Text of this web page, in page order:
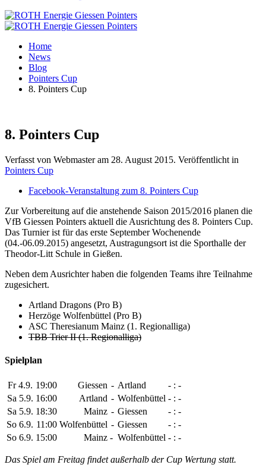
Home
News
Blog
Pointers Cup
8. Pointers Cup
8. Pointers Cup
Verfasst von Webmaster am 28. August 2015. Veröffentlicht in
Pointers Cup
Facebook-Veranstaltung zum 8. Pointers Cup
Zur Vorbereitung auf die anstehende Saison 2015/2016 planen die
VfB Giessen Pointers aktuell die Ausrichtung des 8. Pointers Cup.
Das Turnier ist für das erste September Wochenende
(04.-06.09.2015) angesetzt, Austragungsort ist die Sporthalle der
Theodor-Litt Schule in Gießen.
Neben dem Ausrichter haben die folgenden Teams ihre Teilnahme
zugesichert.
Artland Dragons (Pro B)
Herzöge Wolfenbüttel (Pro B)
ASC Theresianum Mainz (1. Regionalliga)
TBB Trier II (1. Regionalliga)
Spielplan
Fr 4.9. 19:00 Giessen - Artland
- : -
Sa 5.9. 16:00 Artland - Wolfenbüttel - : -
Sa 5.9. 18:30 Mainz - Giessen
- : -
So 6.9. 11:00 Wolfenbüttel - Giessen
- : -
So 6.9. 15:00 Mainz - Wolfenbüttel - : -
Das Spiel am Freitag findet außerhalb der Cup Wertung statt.